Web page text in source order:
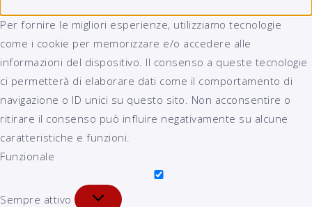
Per fornire le migliori esperienze, utilizziamo tecnologie
come i cookie per memorizzare e/o accedere alle
informazioni del dispositivo. Il consenso a queste tecnologie
ci permetterà di elaborare dati come il comportamento di
navigazione o ID unici su questo sito. Non acconsentire o
ritirare il consenso può influire negativamente su alcune
caratteristiche e funzioni.
Funzionale
Sempre attivo